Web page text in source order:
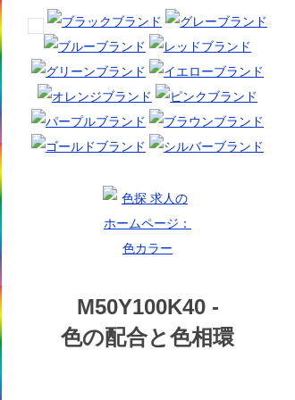
M50Y100K40 -
色の配合と色相環